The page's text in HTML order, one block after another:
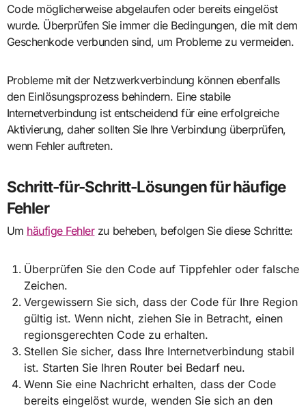
Code möglicherweise abgelaufen oder bereits eingelöst
wurde. Überprüfen Sie immer die Bedingungen, die mit dem
Geschenkode verbunden sind, um Probleme zu vermeiden.
Probleme mit der Netzwerkverbindung können ebenfalls
den Einlösungsprozess behindern. Eine stabile
Internetverbindung ist entscheidend für eine erfolgreiche
Aktivierung, daher sollten Sie Ihre Verbindung überprüfen,
wenn Fehler auftreten.
Schritt-für-Schritt-Lösungen für häufige
Fehler
Um häufige Fehlerzu beheben, befolgen Sie diese Schritte:
Überprüfen Sie den Code auf Tippfehler oder falsche
Zeichen.
Vergewissern Sie sich, dass der Code für Ihre Region
gültig ist. Wenn nicht, ziehen Sie in Betracht, einen
regionsgerechten Code zu erhalten.
Stellen Sie sicher, dass Ihre Internetverbindung stabil
ist. Starten Sie Ihren Router bei Bedarf neu.
Wenn Sie eine Nachricht erhalten, dass der Code
bereits eingelöst wurde, wenden Sie sich an den